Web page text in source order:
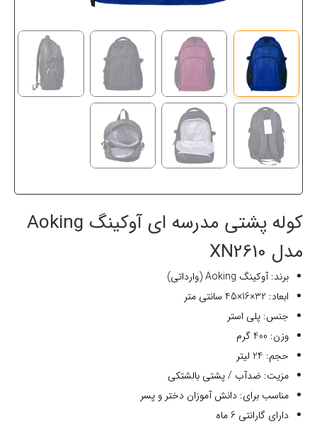
کوله پشتی مدرسه ای آوکینگ Aoking
مدل XN2610
برند: آوکینگ Aoking (وارداتی)
ابعاد: 32×16×45 سانتی متر
جنس: پلی استر
وزن: 400 گرم
حجم: 24 لیتر
مزیت: ضدآب / پشتی بالشتکی
مناسب برای: دانش آموزان دختر و پسر
دارای گارانتی 6 ماه